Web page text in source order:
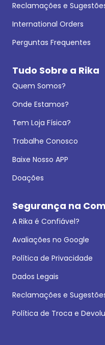
Reclamações e
International Orders
Perguntas Frequentes
Tudo Sobre a Rika
Quem Somos?
Onde Estamos?
Tem Loja Física?
Trabalhe Conosco
Baixe Nosso APP
Doações
Segurança na
A Rika é Confiável?
Avaliações no Google
Política de Privacidade
Dados Legais
Reclamações e
Política de Troca e